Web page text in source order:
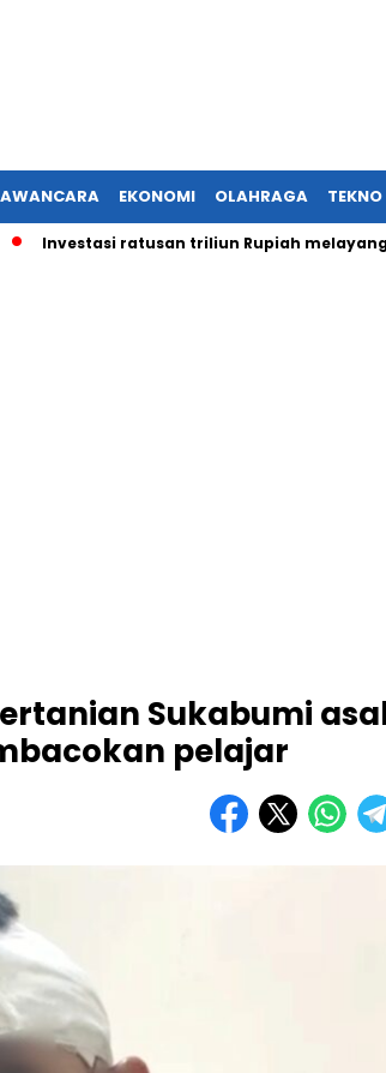
EKONOMI OLAHRAGA
ratusan triliun Rupiah melayang,
Sukabumi
pelajar